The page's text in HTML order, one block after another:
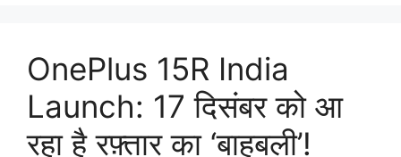
OnePlus 15R India
Launch: 17 दिसंबर को आ
रहा है रफ़्तार का ‘बाहुबली’!